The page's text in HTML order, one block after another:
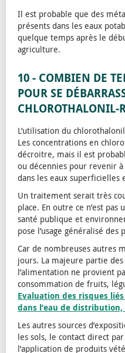
Il est probable que des
présents dans les eaux
quelque temps après le
agriculture.
10 - COMBIEN DE
POUR SE
CHLOROTHALONIL-
L’utilisation du
Les concentrations en
décroitre, mais il est
ou décennies pour revenir
dans les eaux superficielles
Un traitement serait très
place. En outre ce n’est
santé publique et
pose l’usage généralisé des
Car de nombreuses autres
jours. La majeure partie
l’alimentation ne provient
consommation de fruits,
Evaluation des risques
dans l’eau de distribution,
Les autres sources
les sols, le contact direct
l’application de produits